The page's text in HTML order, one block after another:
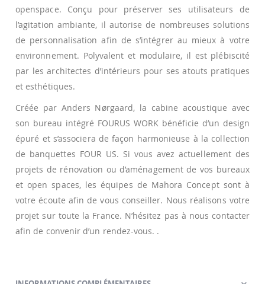
openspace. Conçu pour préserver ses utilisateurs de
l’agitation ambiante, il autorise de nombreuses solutions
de personnalisation afin de s’intégrer au mieux à votre
environnement. Polyvalent et modulaire, il est plébiscité
par les architectes d’intérieurs pour ses atouts pratiques
et esthétiques.
Créée par Anders Nørgaard, la cabine acoustique avec
son bureau intégré FOURUS WORK bénéficie d’un design
épuré et s’associera de façon harmonieuse à la collection
de banquettes FOUR US. Si vous avez actuellement des
projets de rénovation ou d’aménagement de vos bureaux
et open spaces, les équipes de Mahora Concept sont à
votre écoute afin de vous conseiller. Nous réalisons votre
projet sur toute la France. N’hésitez pas à nous contacter
afin de convenir d’un rendez-vous. .